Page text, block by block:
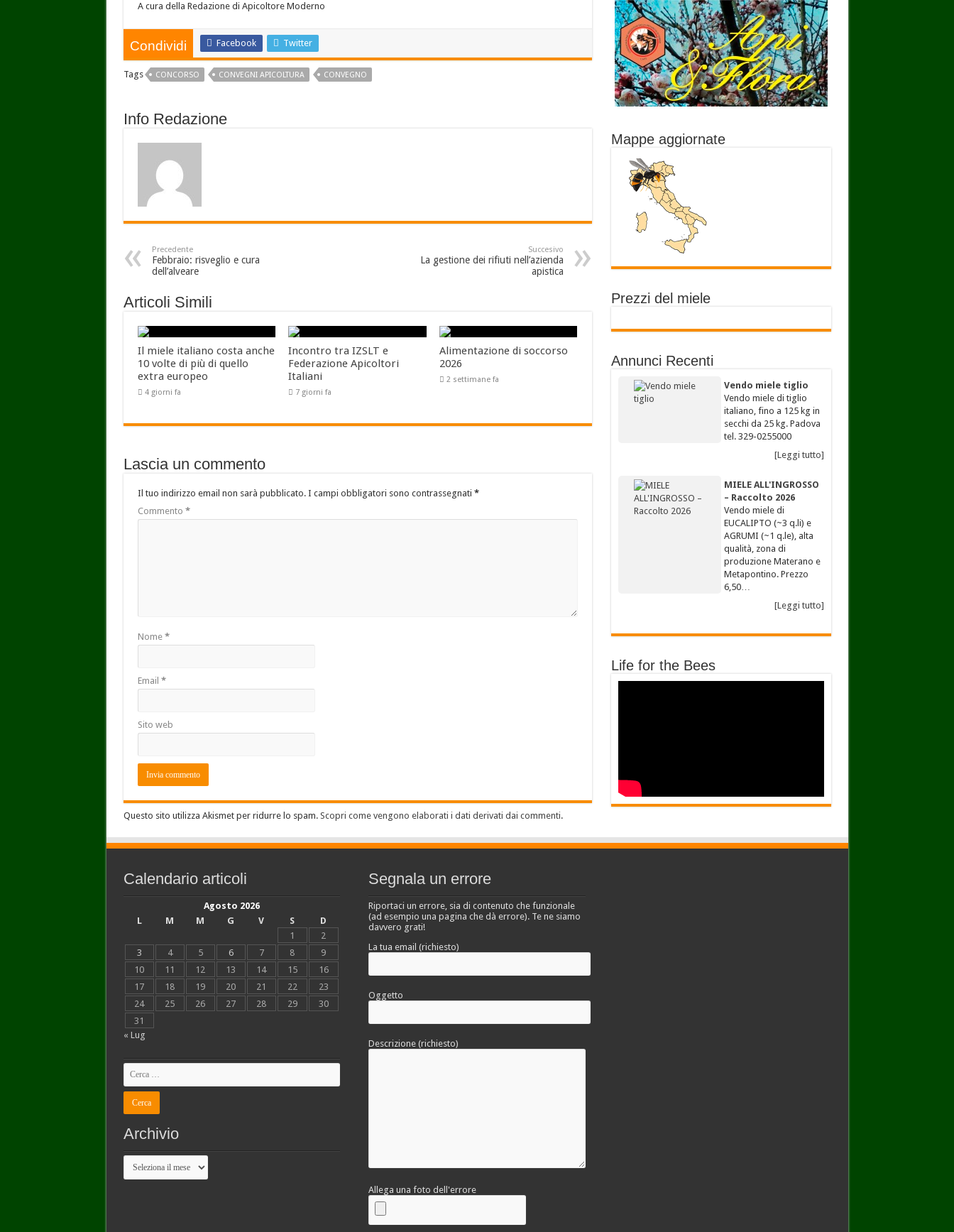
A cura della Redazione di Apicoltore Moderno
Condividi Facebook Twitter
Tags CONCORSO CONVEGNI APICOLTURA CONVEGNO
Info Redazione
Precedente
Febbraio: risveglio e cura
dell’alveare
Succesivo
La gestione dei rifiuti nell’azienda
apistica
Articoli Simili
Il miele italiano costa anche
10 volte di più di quello
extra europeo
4 giorni fa
Incontro tra IZSLT e
Federazione Apicoltori
Italiani
7 giorni fa
Alimentazione di soccorso
2026
2 settimane fa
Lascia un commento
Il tuo indirizzo email non sarà pubblicato. I campi obbligatori sono contrassegnati *
Commento *
Nome *
Email *
Sito web
Questo sito utilizza Akismet per ridurre lo spam. Scopri come vengono elaborati i dati derivati dai commenti.
Mappe aggiornate
Prezzi del miele
Annunci Recenti
Vendo miele tiglio
Vendo miele di tiglio
italiano, fino a 125 kg in
secchi da 25 kg. Padova
tel. 329-0255000
[Leggi tutto]
MIELE ALL'INGROSSO
– Raccolto 2026
Vendo miele di
EUCALIPTO (~3 q.li) e
AGRUMI (~1 q.le), alta
qualità, zona di
produzione Materano e
Metapontino. Prezzo
6,50…
[Leggi tutto]
Life for the Bees
Calendario articoli
Agosto 2026
L
M M G V S
D
1
2
3
4 5 6 7 8
9
10
11 12 13 14 15
16
17
18 19 20 21 22
23
24
25 26 27 28 29
30
31
« Lug
Archivio
Archivio
Segnala un errore
Riportaci un errore, sia di contenuto che funzionale
(ad esempio una pagina che dà errore). Te ne siamo
davvero grati!
La tua email (richiesto)
Oggetto
Descrizione (richiesto)
Allega una foto dell'errore